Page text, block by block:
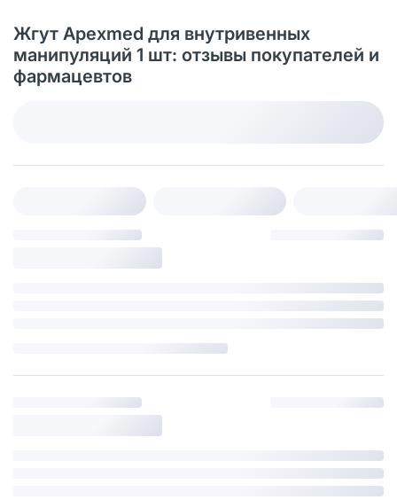
Жгут Apexmed для внутривенных
манипуляций 1 шт: отзывы покупателей и
фармацевтов